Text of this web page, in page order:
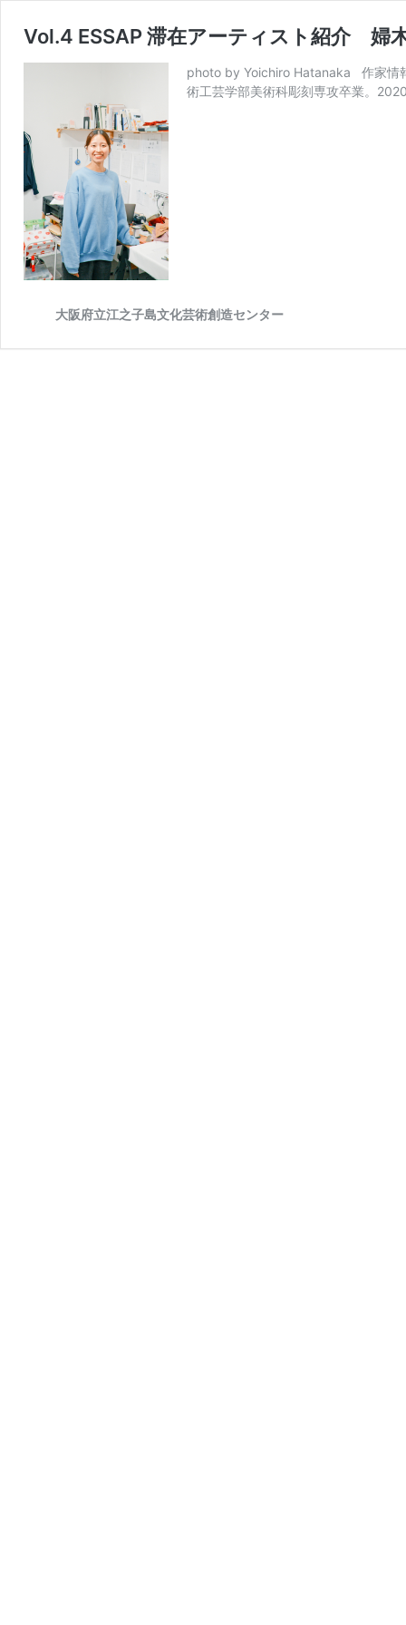
Vol.4 ESSAP 滞在アーティスト紹介 婦
photo by Yoichiro Hatanaka 作家情
術工芸学部美術科彫刻専攻卒業。
大阪府立江之子島文化芸術創造センター